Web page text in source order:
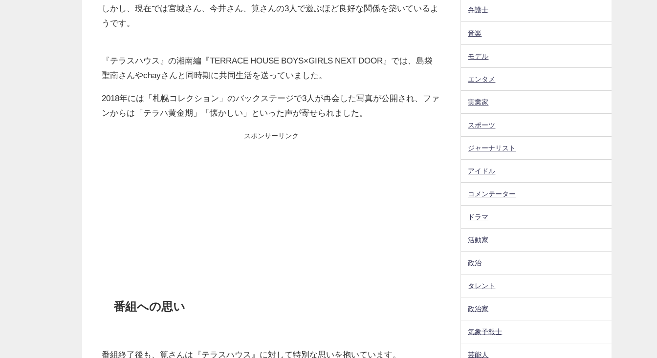
しかし、現在では宮城さん、今井さん、筧さんの3人で遊ぶほど良好な関係を築いているよ
うです。
『テラスハウス』の湘南編『TERRACE HOUSE BOYS×GIRLS NEXT DOOR』では、島袋
聖南さんやchayさんと同時期に共同生活を送っていました。
2018年には「札幌コレクション」のバックステージで3人が再会した写真が公開され、ファ
ンからは「テラハ黄金期」「懐かしい」といった声が寄せられました。
スポンサーリンク
番組への思い
番組終了後も、筧さんは『テラスハウス』に対して特別な思いを抱いています。
弁護士
音楽
モデル
エンタメ
実業家
スポーツ
ジャーナリスト
アイドル
コメンテーター
ドラマ
活動家
政治
タレント
政治家
気象予報士
芸能人